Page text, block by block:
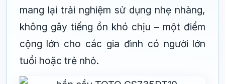
mang lại trải nghiệm sử dụng nhẹ nhàng,
không gây tiếng ồn khó chịu – một điểm
cộng lớn cho các gia đình có người lớn
tuổi hoặc trẻ nhỏ.